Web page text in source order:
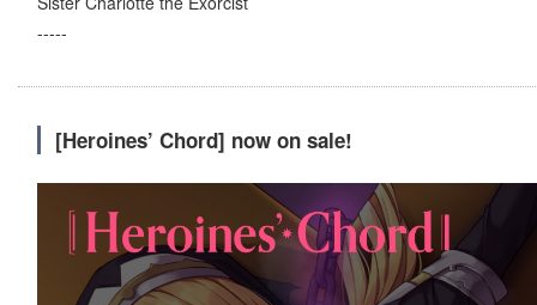
-----
[Heroines’ Chord] now on sale!